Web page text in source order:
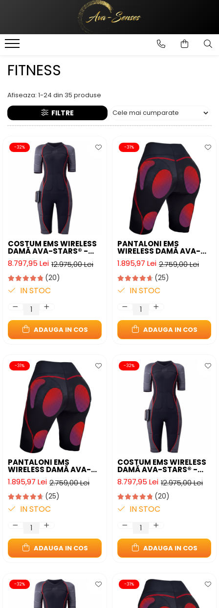
INGRIJIRE SI FRUMUSETE
FITNESS
Afiseaza: 1-24 din 35 produse
FILTRE
-32%
COSTUM EMS WIRELESS
DAMĂ AVA-STARS® -
ANTRENAMENT FULL-
BODY ACASĂ12.975,00 Lei
8.797,95 Lei
(20)
IN STOC
ADAUGA IN COS
-31%
PANTALONI EMS
WIRELESS DAMĂ AVA-
STARS® - TONIFIERE
FESIERI ȘI REDUCERE
CELULITĂ
2.759,00 Lei
1.895,97 Lei
(25)
IN STOC
ADAUGA IN COS
-31%
PANTALONI EMS
WIRELESS DAMĂ AVA-
STARS® - TONIFIERE
FESIERI ȘI REDUCERE
CELULITĂ
2.759,00 Lei
1.895,97 Lei
(25)
IN STOC
ADAUGA IN COS
-32%
COSTUM EMS WIRELESS
DAMĂ AVA-STARS® -
ANTRENAMENT FULL-
BODY ACASĂ12.975,00 Lei
8.797,95 Lei
(20)
IN STOC
ADAUGA IN COS
-32% -31%